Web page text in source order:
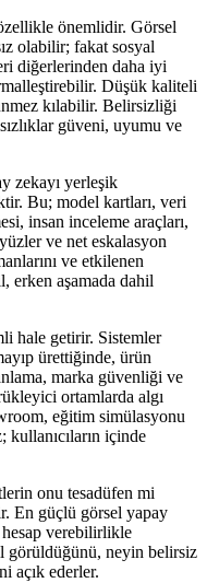
önemlidir. Görsel
olabilir; fakat sosyal
diğerlerinden daha iyi
Düşük kaliteli
kılabilir. Belirsizliği
güveni, uyumu ve
zekayı yerleşik
Bu; model kartları, veri
insan inceleme araçları,
ve net eskalasyon
ve etkilenen
erken aşamada dahil
hale getirir. Sistemler
ürettiğinde, ürün
marka güvenliği ve
ortamlarda algı
eğitim simülasyonu
içinde
onu tesadüfen mi
En güçlü görsel yapay
hesap verebilirlikle
görüldüğünü, neyin belirsiz
açık ederler.